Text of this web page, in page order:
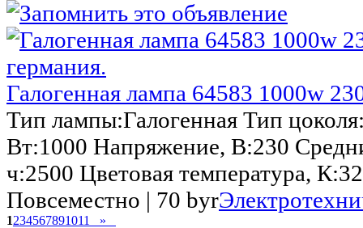
Галогенная лампа 64583 1000w
Тип лампы:Галогенная Тип
Вт:1000 Напряжение, В:230
ч:2500 Цветовая температура,
Повсеместно | 70 byr
1234567891011 »